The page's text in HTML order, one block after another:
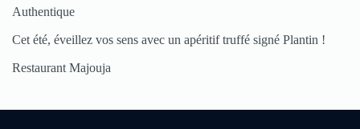
Authentique
Cet été, éveillez vos sens avec un apéritif truffé signé Plantin !
Restaurant Majouja